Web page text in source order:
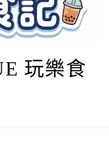
玩樂食